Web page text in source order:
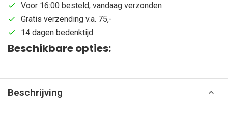
Voor 16:00 besteld, vandaag verzonden
Gratis verzending v.a. 75,-
14 dagen bedenktijd
Beschikbare opties:
Beschrijving